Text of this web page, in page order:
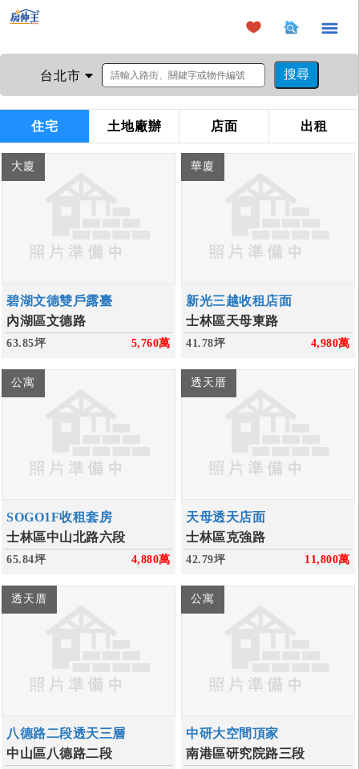
×
台北市
住宅 土地廠辦 店面 出租
大廈
碧湖文德雙戶露臺
內湖區文德路
63.85坪 5,760萬
華廈
新光三越收租店面
士林區天母東路
41.78坪 4,980萬
公寓
SOGO1F收租套房
士林區中山北路六段
65.84坪 4,880萬
透天厝
天母透天店面
士林區克強路
42.79坪 11,800萬
透天厝
八德路二段透天三層
中山區八德路二段
公寓
中研大空間頂家
南港區研究院路三段